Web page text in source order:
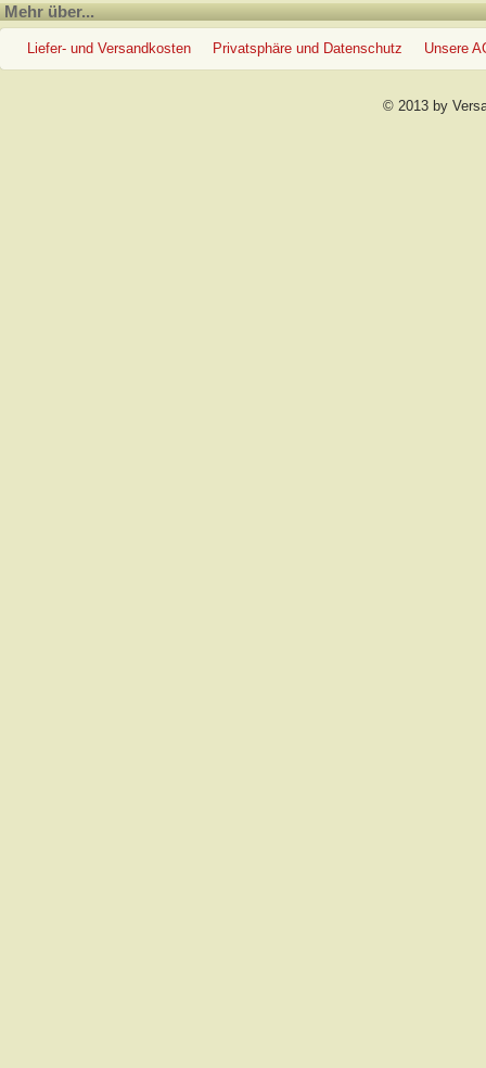
Mehr über...
Liefer- und Versandkosten Privatsphäre und Datenschutz Unsere
© 2013 by